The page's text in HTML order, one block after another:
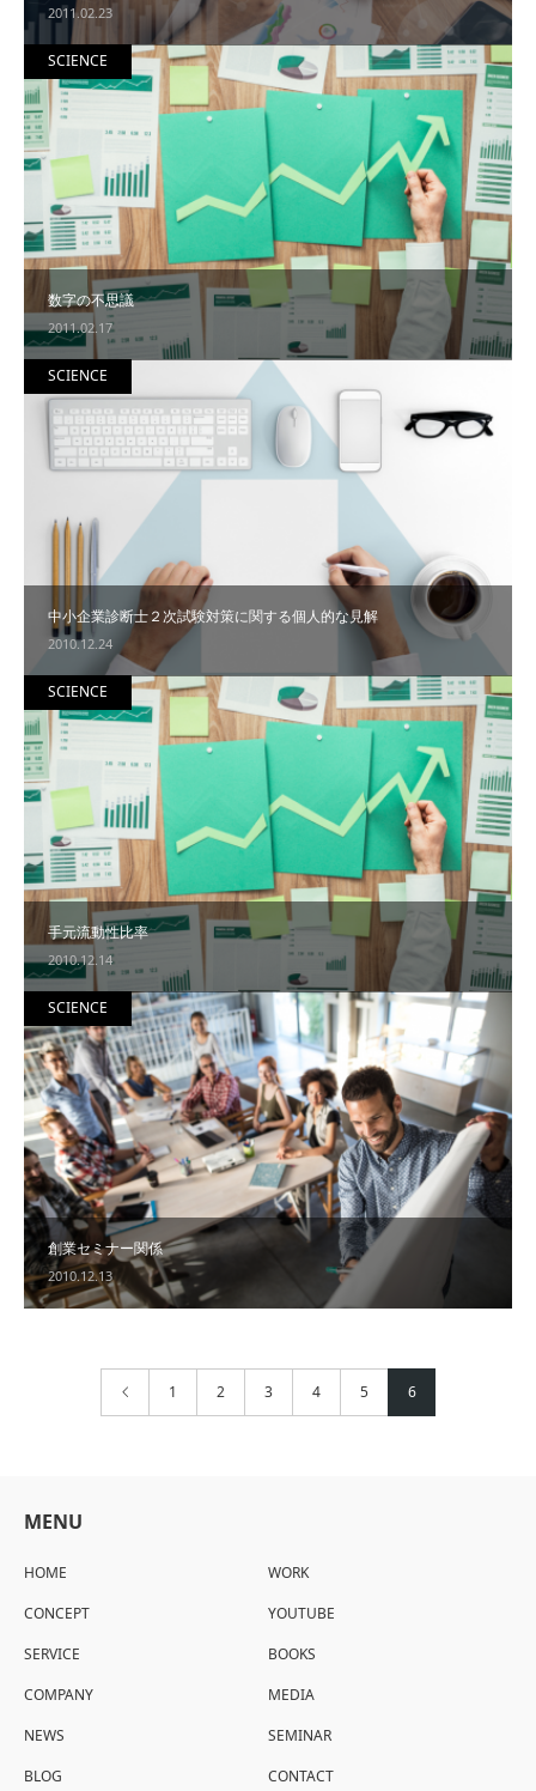
2011.02.23
数字の不思議
2011.02.17
SCIENCE
中小企業診断士２次試験対策に関する個人的な見解
2010.12.24
SCIENCE
手元流動性比率
2010.12.14
SCIENCE
創業セミナー関係
2010.12.13
SCIENCE
1 2 3 4 5 6
MENU
HOME
CONCEPT
SERVICE
COMPANY
NEWS
BLOG
WORK
YOUTUBE
BOOKS
MEDIA
SEMINAR
CONTACT